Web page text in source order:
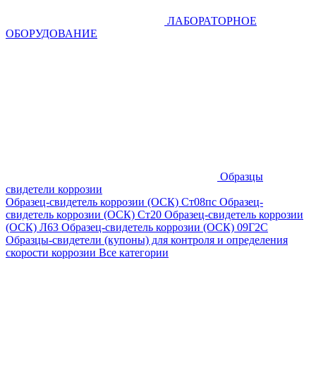
ЛАБОРАТОРНОЕ
ОБОРУДОВАНИЕ
Образцы
свидетели коррозии
Образец-свидетель коррозии (ОСК) Ст08пс Образец-
свидетель коррозии (ОСК) Ст20 Образец-свидетель коррозии
(ОСК) Л63 Образец-свидетель коррозии (ОСК) 09Г2С
Образцы-свидетели (купоны) для контроля и определения
скорости коррозии Все категории